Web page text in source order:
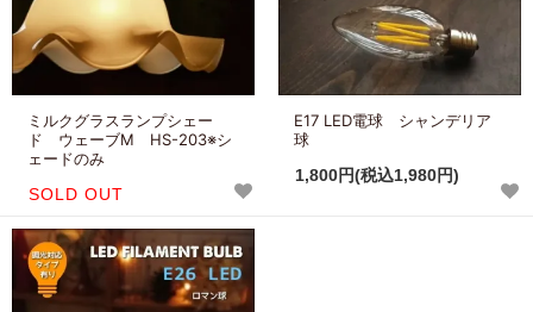
ミルクグラスランプシェー
ド ウェーブM HS-203※シ
ェードのみ
SOLD OUT
E17 LED電球 シャンデリア
球
1,800円(税込1,980円)